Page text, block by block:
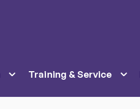
Training & Service